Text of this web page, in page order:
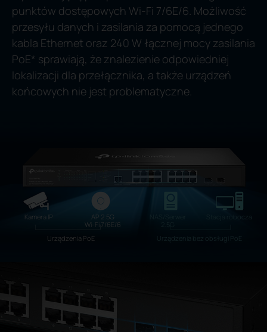
Kamera IP
AP 2.5G
Wi-Fi 7/6E/6
Urządzenia PoE
2.5G
Stacja robocza
Urządzenia bez obsługi PoE
punktów dostępowych Wi-Fi 7/6E/6. Możliwość
przesyłu danych i zasilania za pomocą jednego
kabla Ethernet oraz 240 W łącznej mocy zasilania
PoE* sprawiają, że znalezienie odpowiedniej
lokalizacji dla przełącznika, a także urządzeń
końcowych nie jest problematyczne.